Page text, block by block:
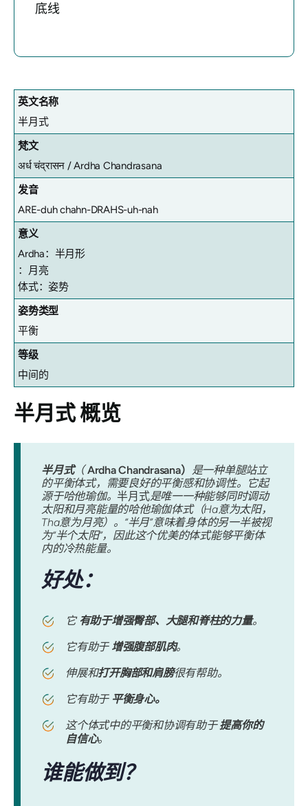
底线
英文名称
半月式
梵文
अर्ध चंद्रासन /Ardha Chandrasana
发音
ARE-duh chahn-DRAHS-uh-nah
意义
Ardha：半月形
：月亮
体式：姿势
姿势类型
平衡
等级
中间的
半月式概览
半月式（Ardha Chandrasana） 是一种单腿站立
的平衡体式，需要良好的平衡感和协调性。它起
源于哈他瑜伽。半月 式是唯一一种能够同时调动
太阳和月亮能量的哈他瑜伽体式（Ha意为太阳，
Tha意为月亮）。“半月”意味着身体的另一半被视
为“半个太阳”，因此这个优美的体式能够平衡体
内的冷热能量。
好处：
它 有助于增强臀部、大腿和脊柱的力量。
它有助于 增强腹部肌肉。
伸展和打开胸部和肩膀很有帮助。
它有助于 平衡身心。
这个体式中的平衡和协调有助于提高你的
自信心。
谁能做到？